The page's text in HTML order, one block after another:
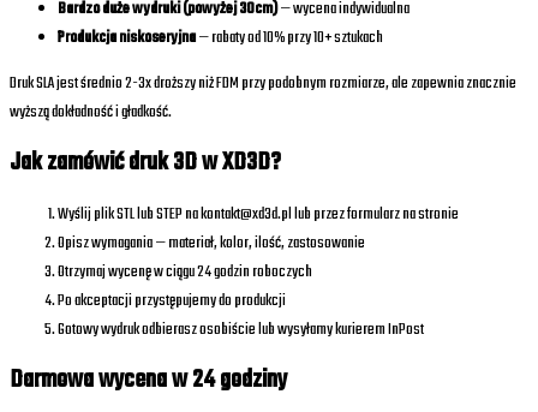
Bardzo duże wydruki (powyżej 30cm)— wycena indywidualna
Produkcja niskoseryjna— rabaty od 10% przy 10+ sztukach
Druk SLA jest średnio 2-3x droższy niż FDM przy podobnym rozmiarze, ale zapewnia znacznie
wyższą dokładność i gładkość.
Jak zamówić druk 3D w XD3D?
Wyślij plik STL lub STEP na kontakt@xd3d.pl lub przez formularz na stronie
Opisz wymagania — materiał, kolor, ilość, zastosowanie
Otrzymaj wycenę w ciągu 24 godzin roboczych
Po akceptacji przystępujemy do produkcji
Gotowy wydruk odbierasz osobiście lub wysyłamy kurierem InPost
Darmowa wycena w 24 godziny